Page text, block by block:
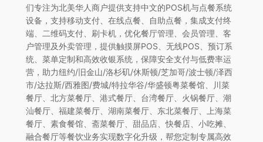
们专注为北美华人商户提供支持中文的POS机与点餐系统
设备，支持移动支付、在线点餐、自助点餐，集成支付终
端、二维码支付、刷卡机，优化餐厅管理、会员管理、客
户管理及外卖管理，提供触摸屏POS、无线POS、预订系
统、菜单定制和高效收银系统，保障安全支付与低费率运
营，助力纽约/旧金山/洛杉矶/休斯顿/芝加哥/波士顿/泽西
市/达拉斯/西雅图/费城/特拉华谷/华盛顿粤菜餐馆、川菜
餐厅、北方菜餐厅、港式餐厅、台湾餐厅、火锅餐厅、潮
汕餐厅、福建菜餐厅、湖南菜餐厅、东北菜餐厅、上海菜
餐厅、素食餐馆、斋菜餐厅、甜品店、快餐店、小吃摊、
融合餐厅等餐饮业务实现数字化升级，帮您定制专属高效